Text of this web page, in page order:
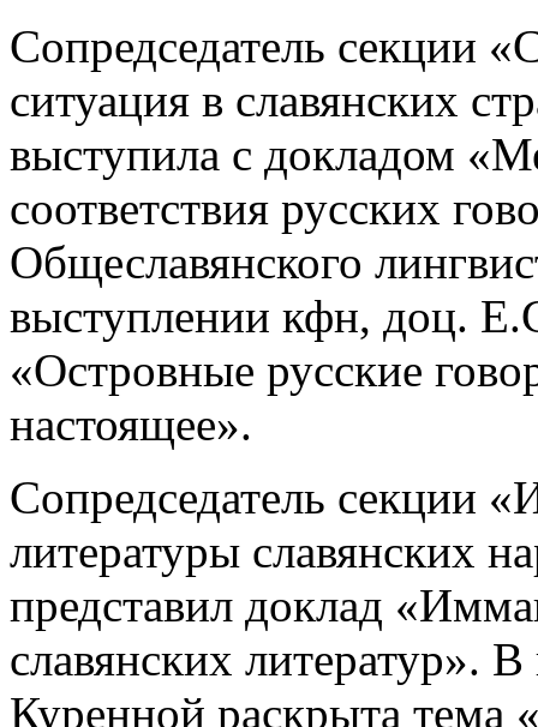
Сопредседатель секции
ситуация в славянских
выступила с докладом
соответствия русских
Общеславянского
выступлении кфн, доц.
«Островные русские
настоящее».
Сопредседатель секции
литературы славянских
представил доклад
славянских
Куренной раскрыта тема